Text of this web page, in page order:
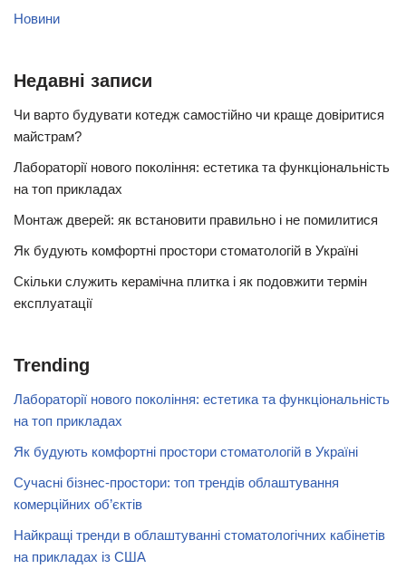
Новини
Недавні записи
Чи варто будувати котедж самостійно чи краще довіритися
майстрам?
Лабораторії нового покоління: естетика та функціональність
на топ прикладах
Монтаж дверей: як встановити правильно і не помилитися
Як будують комфортні простори стоматологій в Україні
Скільки служить керамічна плитка і як подовжити термін
експлуатації
Trending
Лабораторії нового покоління: естетика та функціональність
на топ прикладах
Як будують комфортні простори стоматологій в Україні
Сучасні бізнес-простори: топ трендів облаштування
комерційних об’єктів
Найкращі тренди в облаштуванні стоматологічних кабінетів
на прикладах із США